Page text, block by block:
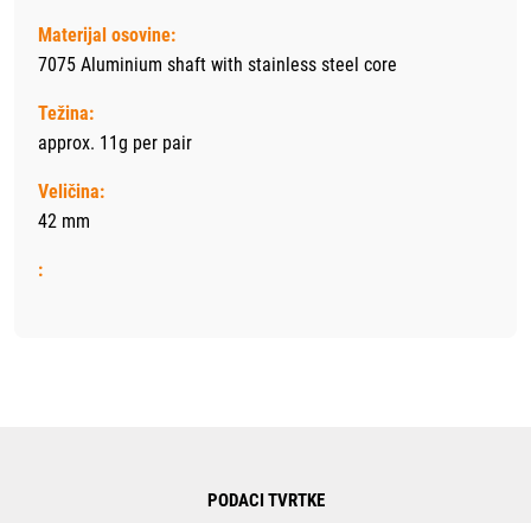
Materijal osovine:
7075 Aluminium shaft with stainless steel core
Težina:
approx. 11g per pair
Veličina:
42 mm
:
PODACI TVRTKE